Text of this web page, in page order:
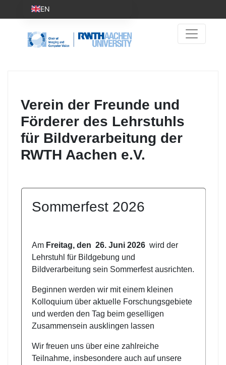
Verein der Freunde und
Förderer des Lehrstuhls
für Bildverarbeitung der
RWTH Aachen e.V.
Sommerfest 2026
Am Freitag, den 26. Juni 2026 wird der
Lehrstuhl für Bildgebung und
Bildverarbeitung sein Sommerfest ausrichten.
Beginnen werden wir mit einem kleinen
Kolloquium über aktuelle Forschungsgebiete
und werden den Tag beim geselligen
Zusammensein ausklingen lassen
Wir freuen uns über eine zahlreiche
Teilnahme, insbesondere auch auf unsere
EN